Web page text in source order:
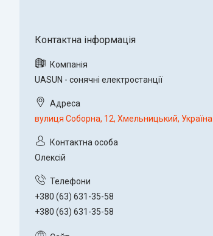
UASUN - сонячні електростанції
вулиця Соборна, 12, Хмельницький, Україна
Олексій
+380 (63) 631-35-58
+380 (63) 631-35-58